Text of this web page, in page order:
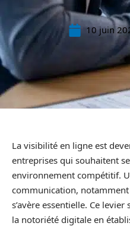
10 juin
La visibilité en ligne est
entreprises qui souhaitent
environnement compétitif.
communication,
s’avère essentielle. Ce
la notoriété digitale en